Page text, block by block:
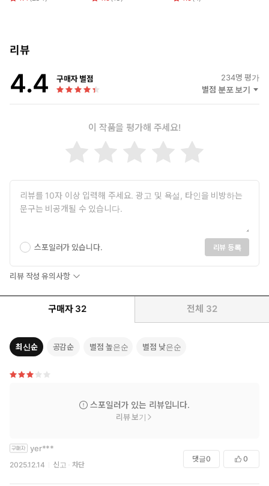
리뷰
4.4 구매자 별점 234명 평가
별점 분포 보기
이 작품을 평가해 주세요!
스포일러가 있습니다. 리뷰 등록
리뷰 작성 유의사항
구매자 32 전체 32
최신순 공감순 별점 높은순 별점 낮은순
스포일러가 있는 리뷰입니다.
리뷰 보기
yer***
2025.12.14 신고 차단
댓글0 0